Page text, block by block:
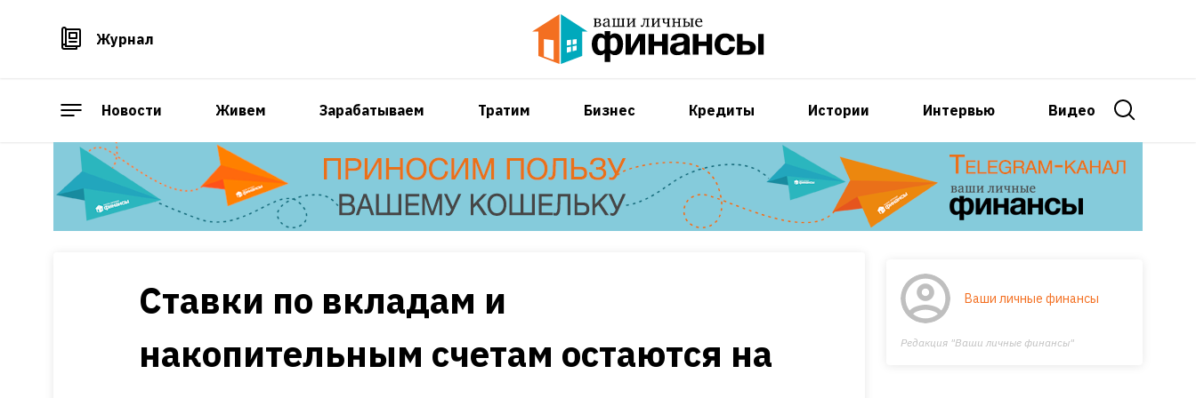
Журнал
Новости Живем Зарабатываем Тратим Бизнес Кредиты Истории Интервью Видео
Ставки по вкладам и
накопительным счетам остаются на
Ваши личные финансы
Редакция "Ваши личные финансы"